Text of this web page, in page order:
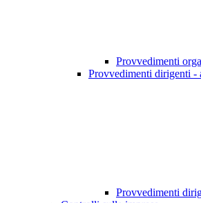
Provvedimenti
Provvedimenti dirigenti -
Provvedimenti